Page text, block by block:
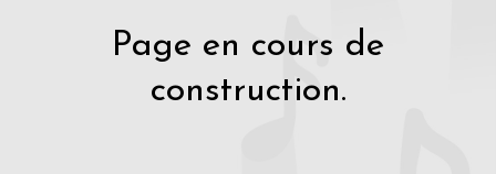
Page en cours de
construction.